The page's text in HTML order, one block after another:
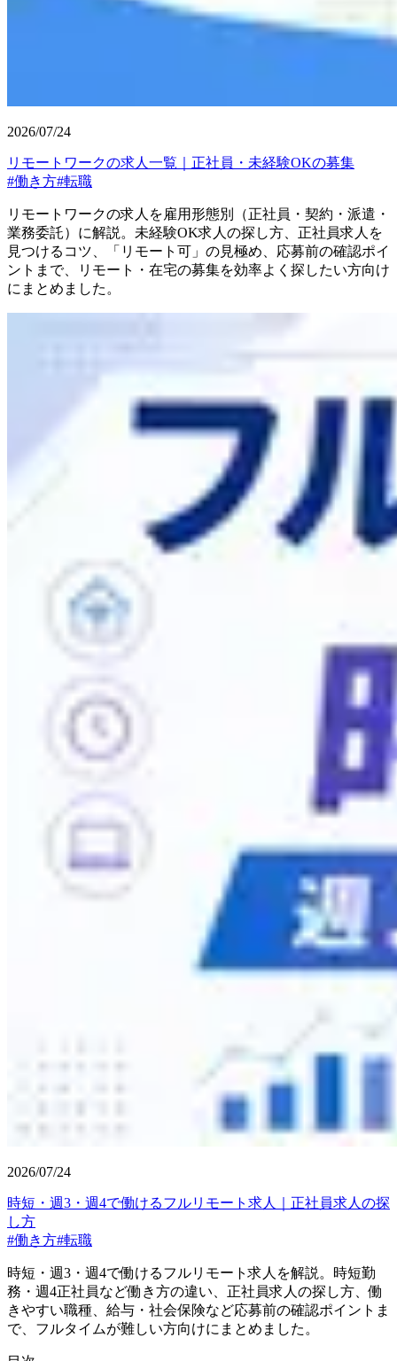
2026/07/24
リモートワークの求人一覧｜正社員・未経験OKの募集
#働き方#転職
リモートワークの求人を雇用形態別（正社員・契約・派遣・
業務委託）に解説。未経験OK求人の探し方、正社員求人を
見つけるコツ、「リモート可」の見極め、応募前の確認ポイ
ントまで、リモート・在宅の募集を効率よく探したい方向け
にまとめました。
2026/07/24
時短・週3・週4で働けるフルリモート求人｜正社員求人の探
し方
#働き方#転職
時短・週3・週4で働けるフルリモート求人を解説。時短勤
務・週4正社員など働き方の違い、正社員求人の探し方、働
きやすい職種、給与・社会保険など応募前の確認ポイントま
で、フルタイムが難しい方向けにまとめました。